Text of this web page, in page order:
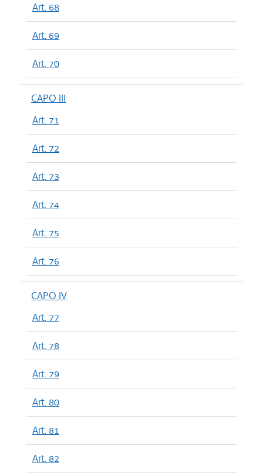
Art. 68
Art. 69
Art. 70
CAPO III
Art. 71
Art. 72
Art. 73
Art. 74
Art. 75
Art. 76
CAPO IV
Art. 77
Art. 78
Art. 79
Art. 80
Art. 81
Art. 82